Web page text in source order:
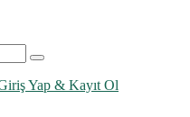
Yap & Kayıt Ol